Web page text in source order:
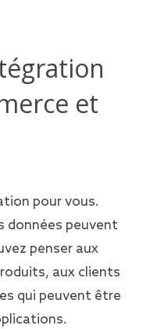
et
pour vous.
données peuvent
penser aux
aux clients
qui peuvent être